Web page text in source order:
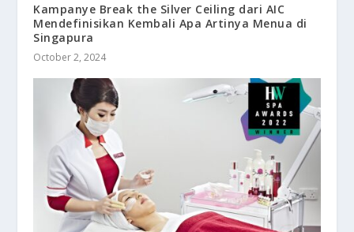
Kampanye Break the Silver Ceiling dari AIC
Mendefinisikan Kembali Apa Artinya Menua di
Singapura
October 2, 2024